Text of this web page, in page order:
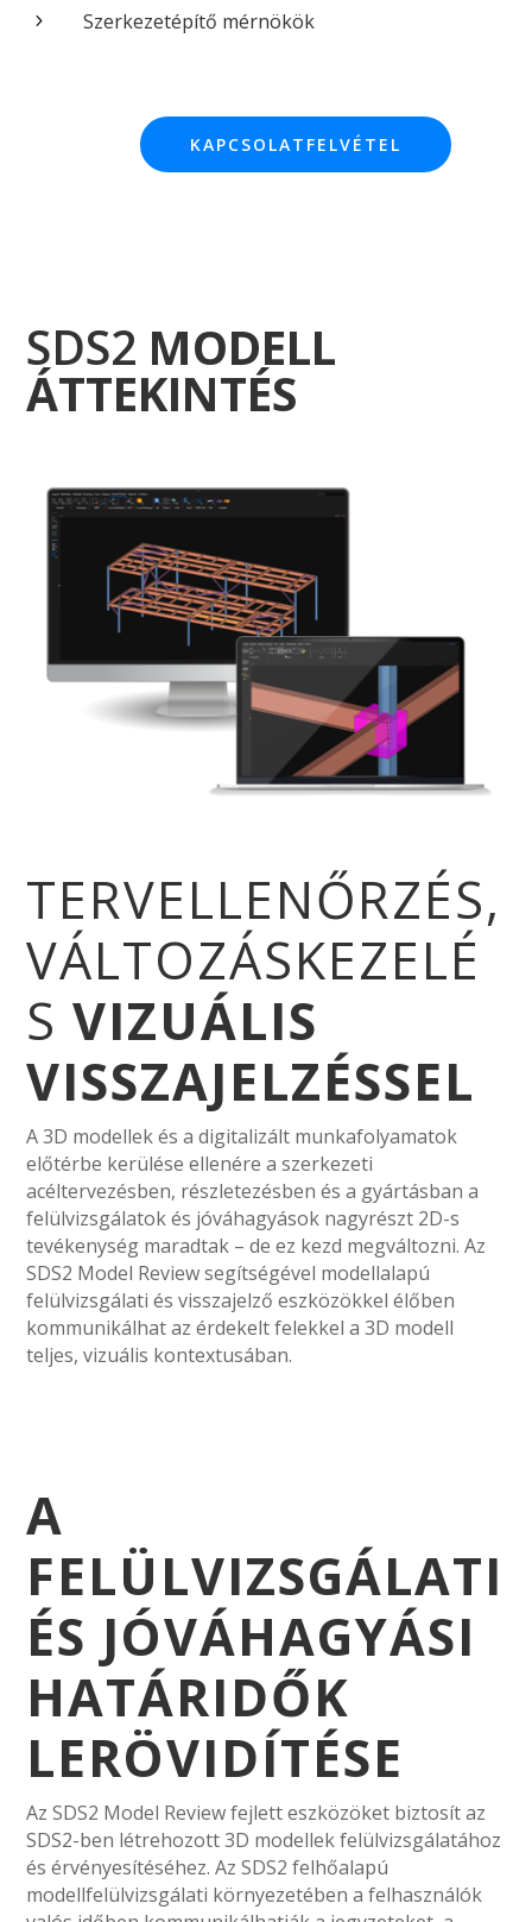
5 Szerkezetépítő mérnökök
KAPCSOLATFELVÉTEL
SDS2 MODELL
ÁTTEKINTÉS
TERVELLENŐRZÉS,
VÁLTOZÁSKEZELÉ
SVIZUÁLIS
VISSZAJELZÉSSEL
A 3D modellek és a digitalizált munkafolyamatok
előtérbe kerülése ellenére a szerkezeti
acéltervezésben, részletezésben és a gyártásban a
felülvizsgálatok és jóváhagyások nagyrészt 2D-s
tevékenység maradtak – de ez kezd megváltozni. Az
SDS2 Model Review segítségével modellalapú
felülvizsgálati és visszajelző eszközökkel élőben
kommunikálhat az érdekelt felekkel a 3D modell
teljes, vizuális kontextusában.
A
FELÜLVIZSGÁLATI
ÉS JÓVÁHAGYÁSI
HATÁRIDŐK
LERÖVIDÍTÉSE
Az SDS2 Model Review fejlett eszközöket biztosít az
SDS2-ben létrehozott 3D modellek felülvizsgálatához
és érvényesítéséhez. Az SDS2 felhőalapú
modellfelülvizsgálati környezetében a felhasználók